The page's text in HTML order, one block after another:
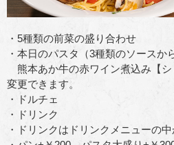
・5種類の前菜の盛り合わせ
・本日のパスタ（3種類のソースか
熊本あか牛の赤ワイン煮込み【シ
変更できます。
・ドルチェ
・ドリンク
・ドリンクはドリンクメニューの